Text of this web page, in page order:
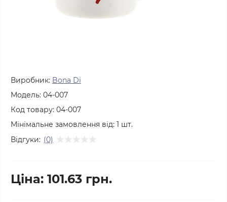
Виробник: Bona Di
Модель: 04-007
Код товару: 04-007
Мінімальне замовлення від: 1 шт.
Відгуки: (0)
Ціна: 101.63 грн.